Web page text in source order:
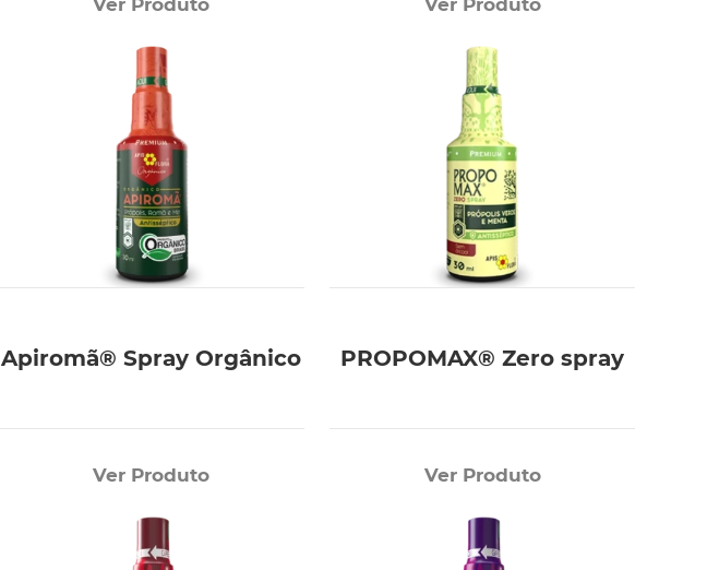
Apiromã® Spray Orgânico
Ver Produto
PROPOMAX® Zero spray
Ver Produto